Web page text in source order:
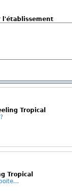
l'établissement
Tropical
Tropical